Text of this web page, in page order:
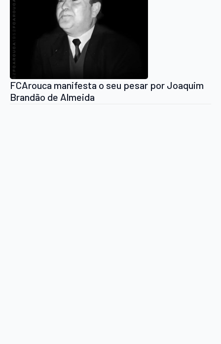
FCArouca manifesta o seu pesar por Joaquim
Brandão de Almeida